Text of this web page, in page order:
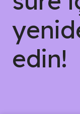
edin!